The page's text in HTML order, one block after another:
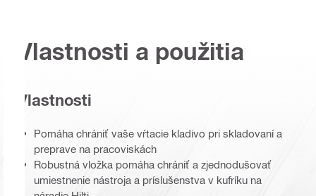
Vlastnosti a použitia
Vlastnosti
Pomáha chrániť vaše vŕtacie kladivo pri skladovaní a
preprave na pracoviskách
Robustná vložka pomáha chrániť a zjednodušovať
umiestnenie nástroja a príslušenstva v kufríku na